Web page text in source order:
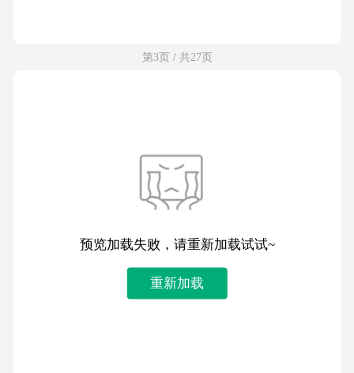
第3页 / 共27页
预览加载失败，请重新加载试试~
重新加载